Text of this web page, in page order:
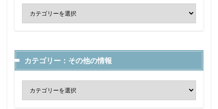
カテゴリー：その他の情報